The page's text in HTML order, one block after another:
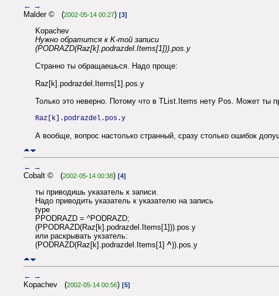
← →
Malder © (2002-05-14 00:27) [3]
Kopachev
Нужно обратится к K-той записи
(PODRAZD(Raz[k].podrazdel.Items[1])).pos.y
Странно ты обращаешься. Надо проще:
Raz[k].podrazdel.Items[1].pos.y
Только это неверно. Потому что в TList.Items нету Pos. Может ты
Raz[k].podrazdel.pos.y
А вообще, вопрос настолько странный, сразу столько ошибок
← →
Cobalt © (2002-05-14 00:38) [4]
ты приводишь указатель к записи.
Надо приводить указатель к указателю на запись
type
PPODRAZD = ^PODRAZD;
(PPODRAZD(Raz[k].podrazdel.Items[1])).pos.y
или раскрывать укзатель:
(PODRAZD(Raz[k].podrazdel.Items[1] ^)).pos.y
← →
Kopachev (2002-05-14 00:56) [5]